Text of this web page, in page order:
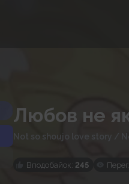
Любов не
Not so shoujo love story /
Вподобайок: 245